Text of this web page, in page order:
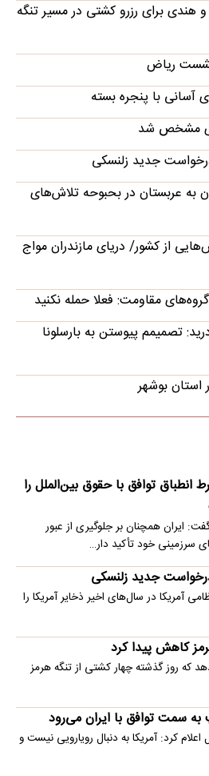
برای رزرو کشتی در مسیر تنگه
نشست ریاض
آسانی با پنجره بسته
مشخص شد
جدید زلنسکی
به عربستان در بحبوحه تلاش‌های
از کشور/ دریای مازندران مواج
مقاومت: فعلا حمله نکنید
تصمیمم پیوستن به بارسلونا
استان بوشهر
انطباق توافق با حقوق بین‌الملل را
ایران همچنان بر جلوگیری از عبور
سرزمینی خود تأکید دار…
جدید زلنسکی
آمریکا در سال‌های اخیر ذخایر آمریکا را
کاهش پیدا کرد
که روز گذشته چهار کشتی از تنگه هرمز
کرد: آمریکا به دنبال رویارویی نیست و